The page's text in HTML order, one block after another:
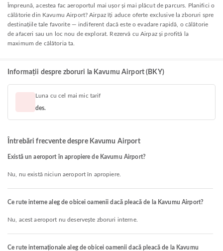
Împreună, acestea fac aeroportul mai ușor și mai plăcut de parcurs. Planifici o
călătorie din Kavumu Airport? Airpaz îți aduce oferte exclusive la zboruri spre
destinațiile tale favorite — indiferent dacă este o evadare rapidă, o călătorie
de afaceri sau un loc nou de explorat. Rezervă cu Airpaz și profită la
maximum de călătoria ta.
Informații despre zboruri la Kavumu Airport (BKY)
Luna cu cel mai mic tarif
des.
Întrebări frecvente despre Kavumu Airport
Există un aeroport în apropiere de Kavumu Airport?
Nu, nu există niciun aeroport în apropiere.
Ce rute interne aleg de obicei oamenii dacă pleacă de la Kavumu Airport?
Nu, acest aeroport nu deservește zboruri interne.
Ce rute internaționale aleg de obicei oamenii dacă pleacă de la Kavumu